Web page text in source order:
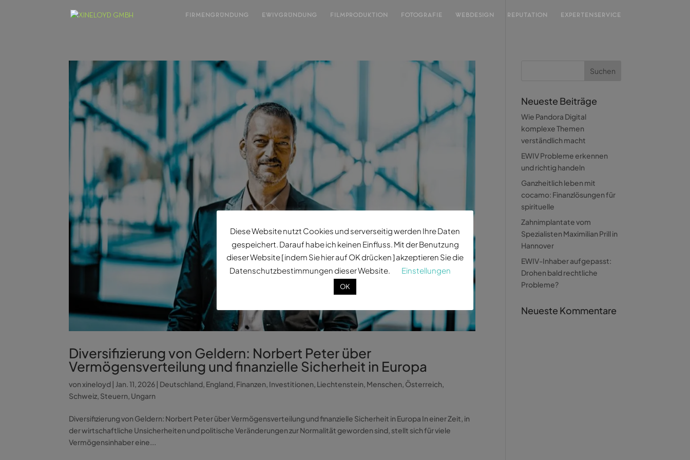
FIRMENGRÜNDUNG EWIVGRÜNDUNG FILMPRODUKTION FOTOGRAFIE WEBDESIGN REPUTATION EXPERTENSERVICE
Diversifizierung von Geldern: Norbert Peter über
Vermögensverteilung und finanzielle Sicherheit in Europa
vonxineloyd Jan. 11, 2026 Deutschland, England, Finanzen, Investitionen, Liechtenstein, Menschen, Österreich,
Schweiz, Steuern, Ungarn
Diversifizierung von Geldern: Norbert Peter über Vermögensverteilung und finanzielle Sicherheit in Europa In einer Zeit, in
der wirtschaftliche Unsicherheiten und politische Veränderungen zur Normalität geworden sind, stellt sich für viele
Vermögensinhaber eine...
Neueste Beiträge
Wie Pandora Digital
komplexe Themen
verständlich macht
EWIV Probleme erkennen
und richtig handeln
Ganzheitlich leben mit
cocamo: Finanzlösungen für
spirituelle
Zahnimplantate vom
Spezialisten Maximilian Prill in
Hannover
EWIV-Inhaber aufgepasst:
Drohen bald rechtliche
Probleme?
Neueste Kommentare
Diese Website nutzt Cookies und serverseitig werden Ihre Daten
gespeichert. Darauf habe ich keinen Einfluss. Mit der Benutzung
dieser Website [ indem Sie hier auf OK drücken ] akzeptieren Sie die
Datenschutzbestimmungen dieser Website.
Einstellungen
OK